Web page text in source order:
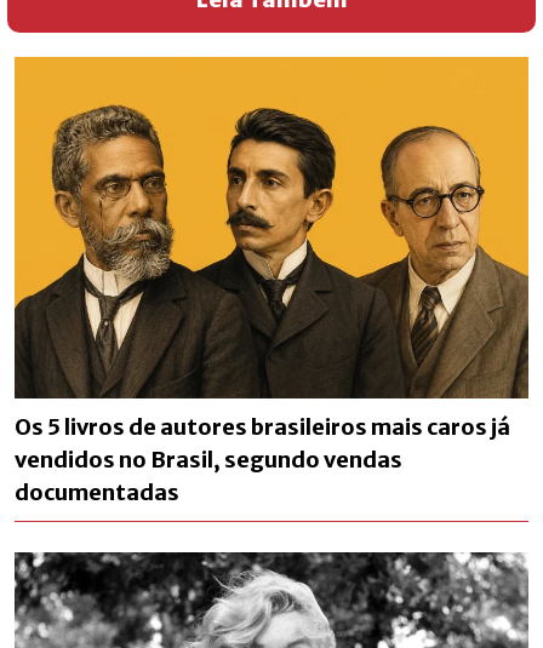
Os 5 livros de autores brasileiros mais caros já
vendidos no Brasil, segundo vendas
documentadas